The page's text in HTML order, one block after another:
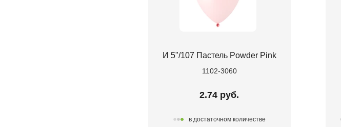
И 5"/107 Пастель Powder Pink
1102-3060
2.74 руб.
в достаточном количестве